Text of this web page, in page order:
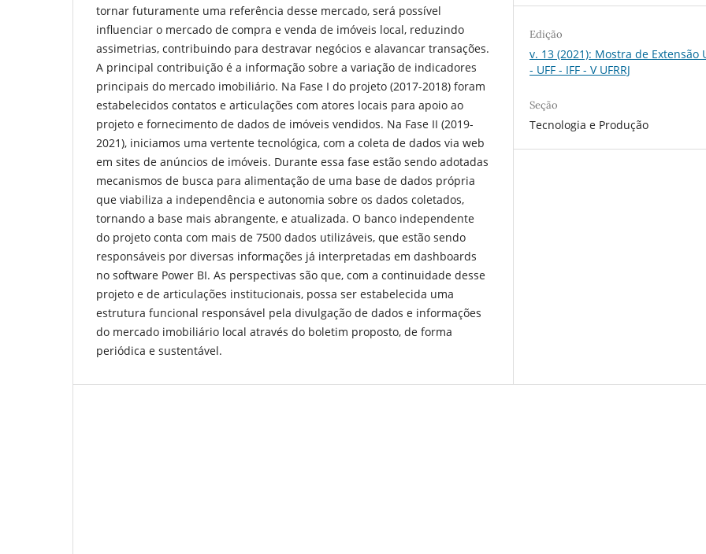
tornar futuramente uma referência desse mercado, será possível
influenciar o mercado de compra e venda de imóveis local, reduzindo
assimetrias, contribuindo para destravar negócios e alavancar transações.
A principal contribuição é a informação sobre a variação de indicadores
principais do mercado imobiliário. Na Fase I do projeto (2017-2018) foram
estabelecidos contatos e articulações com atores locais para apoio ao
projeto e fornecimento de dados de imóveis vendidos. Na Fase II (2019-
2021), iniciamos uma vertente tecnológica, com a coleta de dados via web
em sites de anúncios de imóveis. Durante essa fase estão sendo adotadas
mecanismos de busca para alimentação de uma base de dados própria
que viabiliza a independência e autonomia sobre os dados coletados,
tornando a base mais abrangente, e atualizada. O banco independente
do projeto conta com mais de 7500 dados utilizáveis, que estão sendo
responsáveis por diversas informações já interpretadas em dashboards
no software Power BI. As perspectivas são que, com a continuidade desse
projeto e de articulações institucionais, possa ser estabelecida uma
estrutura funcional responsável pela divulgação de dados e informações
do mercado imobiliário local através do boletim proposto, de forma
periódica e sustentável.
Edição
v. 13 (2021): Mostra de Extensão
- UFF - IFF - V UFRRJ
Seção
Tecnologia e Produção